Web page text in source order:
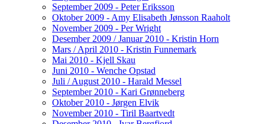
September 2009 - Peter Eriksson
Oktober 2009 - Amy Elisabeth Jønsson Raaholt
November 2009 - Per Wright
Desember 2009 / Januar 2010 - Kristin Horn
Mars / April 2010 - Kristin Funnemark
Mai 2010 - Kjell Skau
Juni 2010 - Wenche Opstad
Juli / August 2010 - Harald Messel
September 2010 - Kari Grønneberg
Oktober 2010 - Jørgen Elvik
November 2010 - Tiril Baartvedt